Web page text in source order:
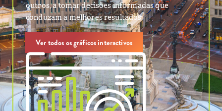
outros, a tomar decisões informadas que
conduzam a melhores resultados.
Ver todos os gráficos interactivos